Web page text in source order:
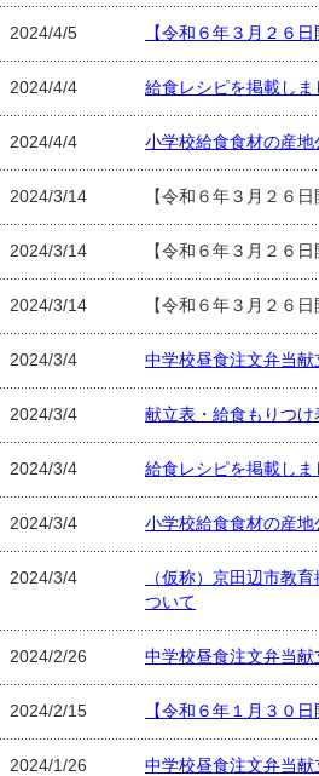
2024/4/5 【令和６年３月２６
2024/4/4 給食レシピを掲載しま
2024/4/4 小学校給食食材の産
2024/3/14 【令和６年３月２６
2024/3/14 【令和６年３月２６
2024/3/14 【令和６年３月２６
2024/3/4 中学校昼食注文弁当
2024/3/4 献立表・給食もりつ
2024/3/4 給食レシピを掲載しま
2024/3/4 小学校給食食材の産
2024/3/4
（仮称）京田辺市教
ついて
2024/2/26 中学校昼食注文弁当
2024/2/15 【令和６年１月３０
2024/1/26 中学校昼食注文弁当